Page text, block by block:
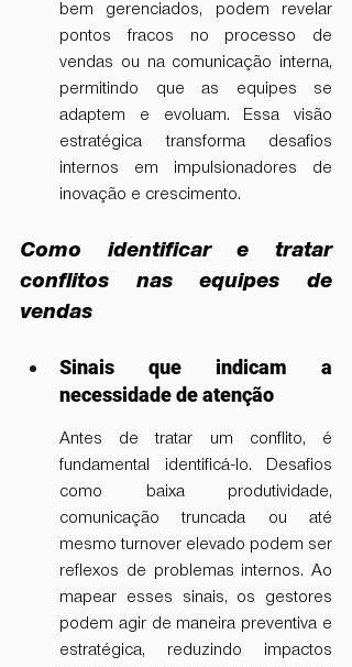
bem gerenciados, podem revelar
pontos fracos no processo de
vendas ou na comunicação interna,
permitindo que as equipes se
adaptem e evoluam. Essa visão
estratégica transforma desafios
internos em impulsionadores de
inovação e crescimento.
Como identificar e tratar
conflitos nas equipes de
vendas
Sinais que indicam a
necessidade de atenção
Antes de tratar um conflito, é
fundamental identificá-lo. Desafios
como baixa produtividade,
comunicação truncada ou até
mesmo turnover elevado podem ser
reflexos de problemas internos. Ao
mapear esses sinais, os gestores
podem agir de maneira preventiva e
estratégica, reduzindo impactos